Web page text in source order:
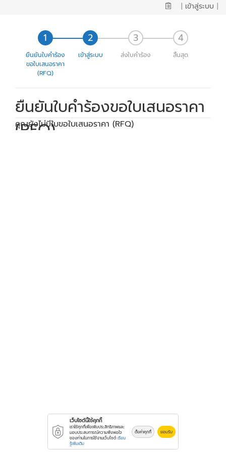
| เข้าสู่ระบบ |
ยืนยันใบคำร้อง
ขอใบเสนอราคา
(RFQ)
เข้าสู่ระบบ ส่งใบคำร้อง สิ้นสุด
ยืนยันใบคำร้องขอใบเสนอราคา
(RFQ)
คุณยังไม่มีใบขอใบเสนอราคา (RFQ)
เว็บไซต์นี้ใช้คุกกี้
เราใช้คุกกี้เพื่อเพิ่มประสิทธิภาพและ
มอบประสบการณ์ความพึงพอใจ
ของท่านในการใช้งานเว็บไซต์ เรียน
รู้เพิ่มเติม
ตั้งค่าคุกกี้ ยอมรับ